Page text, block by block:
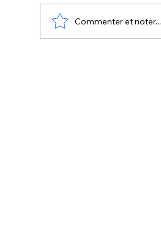
Commenter et noter...